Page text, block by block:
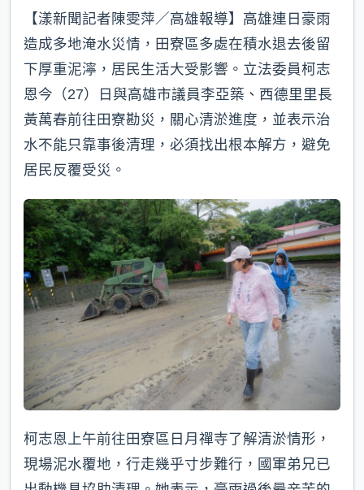
【漾新聞記者陳雯萍／高雄報導】高雄連日豪雨
造成多地淹水災情，田寮區多處在積水退去後留
下厚重泥濘，居民生活大受影響。立法委員柯志
恩今（27）日與高雄市議員李亞築、西德里里長
黃萬春前往田寮勘災，關心清淤進度，並表示治
水不能只靠事後清理，必須找出根本解方，避免
居民反覆受災。
柯志恩上午前往田寮區日月禪寺了解清淤情形，
現場泥水覆地，行走幾乎寸步難行，國軍弟兄已